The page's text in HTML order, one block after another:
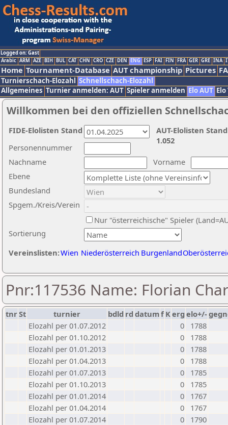
Logged on: Gast
Arabic ARM AZE BIH BUL CAT CHN CRO CZE DEN ENG ESP FAI FIN FRA GER GRE INA
Home Tournament-Database AUT championship Pictures
Turnierschach-Elozahl Schnellschach-Elozahl
Allgemeines Turnier anmelden: AUT Spieler anmelden Elo AUT
Willkommen bei den offiziellen
Nachname
Vorname
Ebene
Sortierung
Personennummer
Bundesland
Spgem./Kreis/Verein
Nur "österreichische" Spieler
Vereinslisten:Wien Niederösterreich Burgenland
AUT-Elolisten
1.052
FIDE-Elolisten Stand
Pnr:117536 Name: Florian
tnrSt turnier bdld rd datumf Kerg elo+/-
Elozahl per 01.07.2012
0
1788
Elozahl per 01.10.2012
0
1788
Elozahl per 01.01.2013
0
1788
Elozahl per 01.04.2013
0
1788
Elozahl per 01.07.2013
0
1785
Elozahl per 01.10.2013
0
1785
Elozahl per 01.01.2014
0
1767
Elozahl per 01.04.2014
0
1767
Elozahl per 01.07.2014
0
1790